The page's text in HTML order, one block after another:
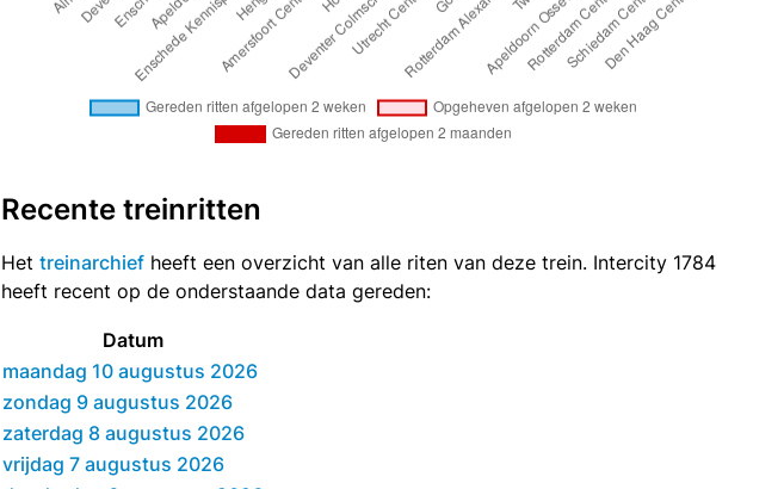
Recente treinritten
Het treinarchief heeft een overzicht van alle riten van deze trein. Intercity 1784
heeft recent op de onderstaande data gereden:
Datum
maandag 10 augustus 2026
zondag 9 augustus 2026
zaterdag 8 augustus 2026
vrijdag 7 augustus 2026